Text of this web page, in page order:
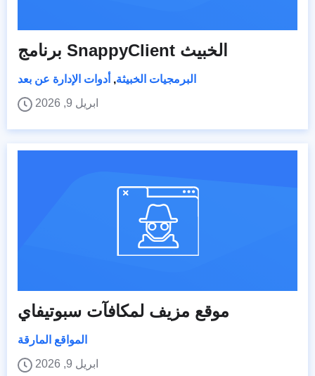
برنامج SnappyClient الخبيث
البرمجيات الخبيثة, أدوات الإدارة عن بعد
ابريل 9, 2026
موقع مزيف لمكافآت سبوتيفاي
المواقع المارقة
ابريل 9, 2026